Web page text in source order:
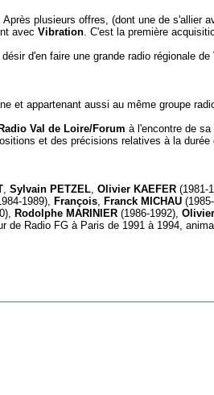
plusieurs offres, (dont une de s'allier
avec Vibration. C'est la première
d'en faire une grande radio régionale de
et appartenant aussi au même groupe
Val de Loire/Forum à l'encontre de
et des précisions relatives à la
, Sylvain PETZEL, Olivier KAEFER (1981-
1989), François, Franck MICHAU
Rodolphe MARINIER (1986-1992),
de Radio FG à Paris de 1991 à 1994,